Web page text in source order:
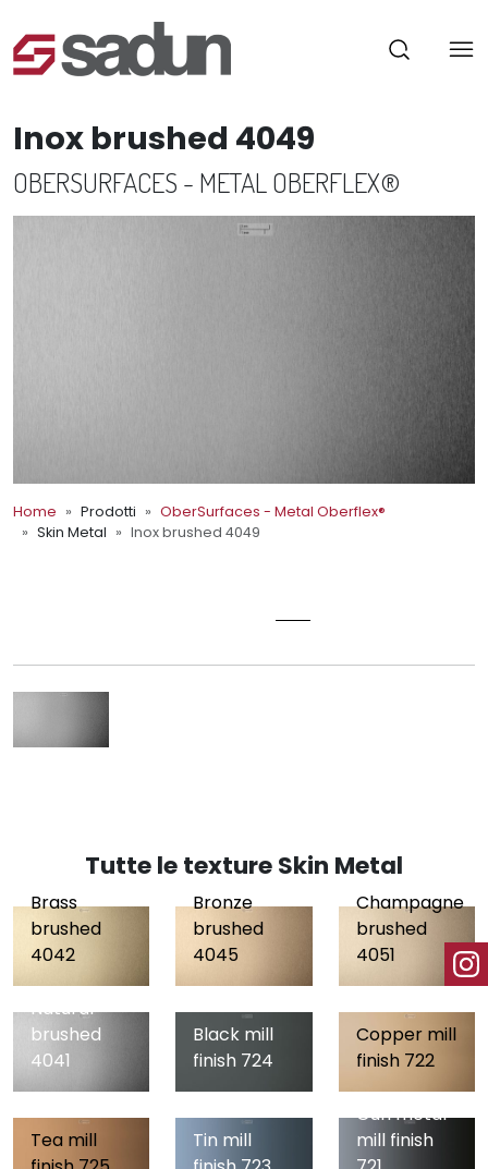
Inox brushed 4049
OBERSURFACES - METAL OBERFLEX®
Home Prodotti
OberSurfaces - Metal Oberflex®
Skin Metal
Inox brushed 4049
Tutte le texture Skin Metal
Brass
brushed
4042
Bronze
brushed
4045
Champagne
brushed
4051
Natural
brushed
4041
Black mill
finish 724
Copper mill
finish 722
Tea mill
Tin mill
Gun metal
mill finish